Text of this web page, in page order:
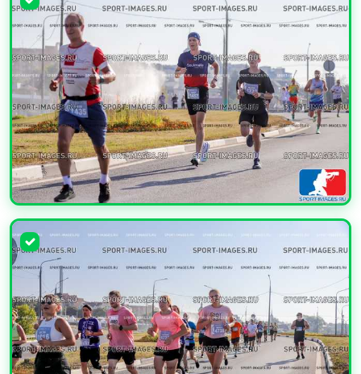
УВЕЛИЧИТЬ